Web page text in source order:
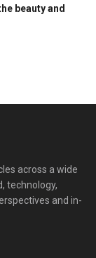
beauty and
across a wide
technology,
and in-